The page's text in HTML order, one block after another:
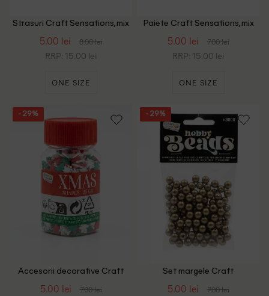
Strasuri Craft Sensations, mix
5.00 lei 8.00 lei
RRP: 15.00 lei
ONE SIZE
Paiete Craft Sensations, mix
5.00 lei 7.00 lei
RRP: 15.00 lei
ONE SIZE
- 29%
Accesorii decorative Craft
5.00 lei 7.00 lei
- 29%
Set margele Craft
5.00 lei 7.00 lei